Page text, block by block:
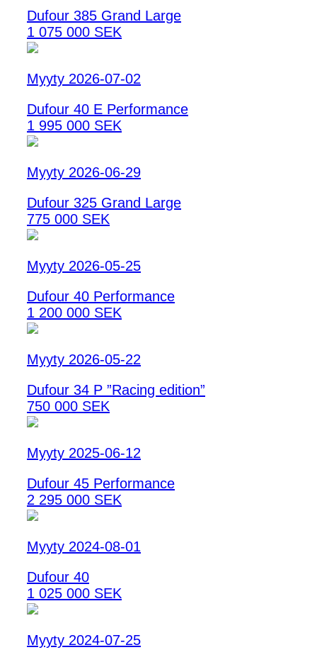
Dufour 385 Grand Large
1 075 000 SEK
Myyty 2026-07-02
Dufour 40 E Performance
1 995 000 SEK
Myyty 2026-06-29
Dufour 325 Grand Large
775 000 SEK
Myyty 2026-05-25
Dufour 40 Performance
1 200 000 SEK
Myyty 2026-05-22
Dufour 34 P ”Racing edition”
750 000 SEK
Myyty 2025-06-12
Dufour 45 Performance
2 295 000 SEK
Myyty 2024-08-01
Dufour 40
1 025 000 SEK
Myyty 2024-07-25